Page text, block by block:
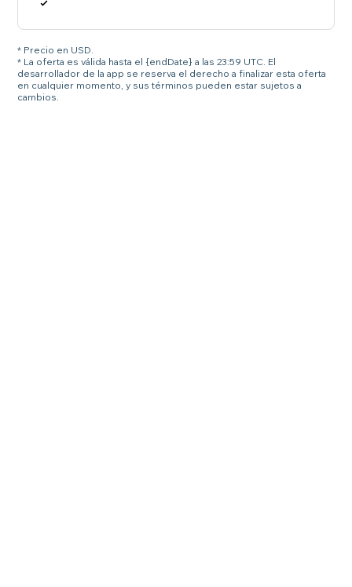
* Precio en USD.
* La oferta es válida hasta el {endDate} a las 23:59 UTC. El
desarrollador de la app se reserva el derecho a finalizar esta oferta
en cualquier momento, y sus términos pueden estar sujetos a
cambios.